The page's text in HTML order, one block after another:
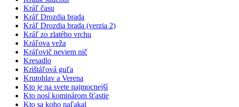
Kráľ času
Kráľ Drozdia brada
Kráľ Drozdia brada (verzia 2)
Kráľ zo zlatého vrchu
Kráľova veža
Kráľovič neviem nič
Kresadlo
Krištáľová guľa
Krutohlav a Verena
Kto je na svete najmocnejší
Kto nosí kominárom šťastie
Kto sa koho naľakal